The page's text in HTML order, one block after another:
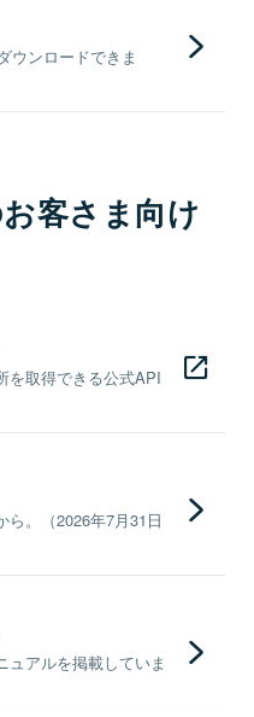
ウンロードできま
客さま向け
を取得できる公式API
。（2026年7月31日
ュアルを掲載していま